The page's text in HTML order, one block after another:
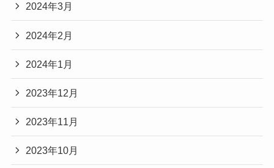
2024年3月
2024年2月
2024年1月
2023年12月
2023年11月
2023年10月